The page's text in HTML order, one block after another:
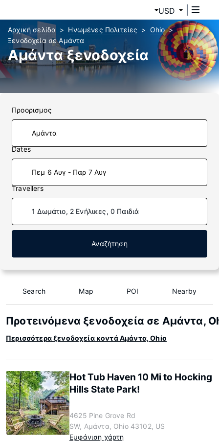
USD
Αρχική σελίδα Ηνωμένες Πολιτείες
Ohio
Ξενοδοχεία σε Αμάντα
Αμάντα ξενοδοχεία
Προορισμος
Dates
Πεμ 6 Αυγ - Παρ 7 Αυγ
Travellers
1 Δωμάτιο, 2 Ενήλικες, 0 Παιδιά
Αναζήτηση
Search Map POI Nearby
Προτεινόμενα ξενοδοχεία σε Αμάντα,
Περισσότερα ξενοδοχεία κοντά Αμάντα, Ohio
Hot Tub Haven 10 Mi to Hocking
Hills State Park!
4625 Pine Grove Rd
SW, Αμάντα, Ohio 43102, US
Εμφάνιση χάρτη